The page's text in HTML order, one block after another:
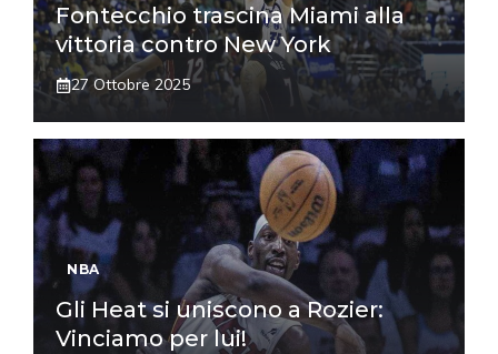
Fontecchio trascina Miami alla
vittoria contro New York
27 Ottobre 2025
NBA
Gli Heat si uniscono a Rozier:
Vinciamo per lui!